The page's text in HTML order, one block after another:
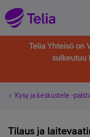
Telia Yhteisö on
sulkeutuu
Kysy ja keskustele -
Tilaus ja